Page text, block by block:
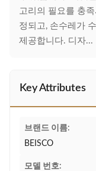
고리의 필요를 충
정되고, 손수레가
제공합니다. 디자...
Key Attributes
브랜드 이름:
BEISCO
모델 번호: